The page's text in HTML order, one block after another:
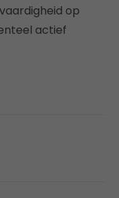
op
actief